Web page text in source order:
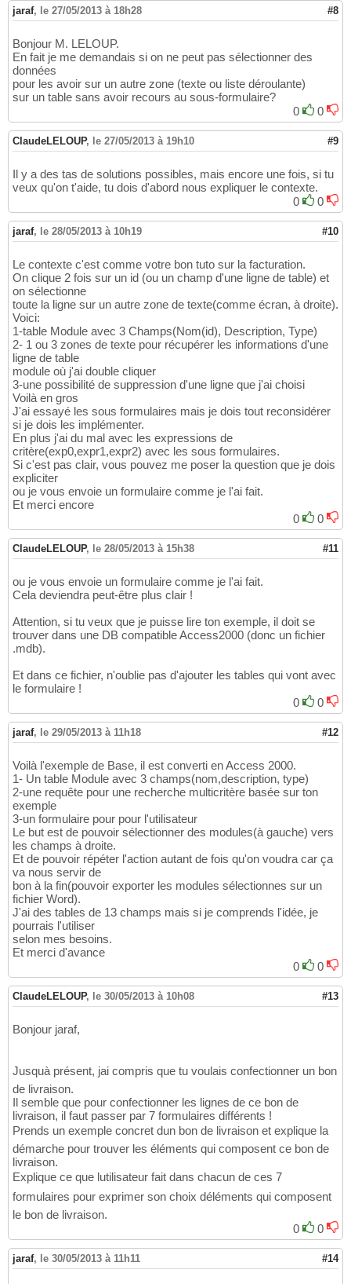
jaraf, le 27/05/2013 à 18h28 #8
Bonjour M. LELOUP.
En fait je me demandais si on ne peut pas sélectionner des
données
pour les avoir sur un autre zone (texte ou liste déroulante)
sur un table sans avoir recours au sous-formulaire?
0
0
ClaudeLELOUP, le 27/05/2013 à 19h10 #9
Il y a des tas de solutions possibles, mais encore une fois, si tu
veux qu'on t'aide, tu dois d'abord nous expliquer le contexte.
0
0
jaraf, le 28/05/2013 à 10h19 #10
Le contexte c'est comme votre bon tuto sur la facturation.
On clique 2 fois sur un id (ou un champ d'une ligne de table) et
on sélectionne
toute la ligne sur un autre zone de texte(comme écran, à droite).
Voici:
1-table Module avec 3 Champs(Nom(id), Description, Type)
2- 1 ou 3 zones de texte pour récupérer les informations d'une
ligne de table
module où j'ai double cliquer
3-une possibilité de suppression d'une ligne que j'ai choisi
Voilà en gros
J'ai essayé les sous formulaires mais je dois tout reconsidérer
si je dois les implémenter.
En plus j'ai du mal avec les expressions de
critère(exp0,expr1,expr2) avec les sous formulaires.
Si c'est pas clair, vous pouvez me poser la question que je dois
expliciter
ou je vous envoie un formulaire comme je l'ai fait.
Et merci encore
0
0
ClaudeLELOUP, le 28/05/2013 à 15h38 #11
ou je vous envoie un formulaire comme je l'ai fait.
Cela deviendra peut-être plus clair !
Attention, si tu veux que je puisse lire ton exemple, il doit se
trouver dans une DB compatible Access2000 (donc un fichier
.mdb).
Et dans ce fichier, n'oublie pas d'ajouter les tables qui vont avec
le formulaire !
0
0
jaraf, le 29/05/2013 à 11h18 #12
Voilà l'exemple de Base, il est converti en Access 2000.
1- Un table Module avec 3 champs(nom,description, type)
2-une requête pour une recherche multicritère basée sur ton
exemple
3-un formulaire pour pour l'utilisateur
Le but est de pouvoir sélectionner des modules(à gauche) vers
les champs à droite.
Et de pouvoir répéter l'action autant de fois qu'on voudra car ça
va nous servir de
bon à la fin(pouvoir exporter les modules sélectionnes sur un
fichier Word).
J'ai des tables de 13 champs mais si je comprends l'idée, je
pourrais l'utiliser
selon mes besoins.
Et merci d'avance
0
0
ClaudeLELOUP, le 30/05/2013 à 10h08 #13
Bonjour jaraf,
Jusquà présent, jai compris que tu voulais confectionner un bon
de livraison.
Il semble que pour confectionner les lignes de ce bon de
livraison, il faut passer par 7 formulaires différents !
Prends un exemple concret dun bon de livraison et explique la
démarche pour trouver les éléments qui composent ce bon de
livraison.
Explique ce que lutilisateur fait dans chacun de ces 7
formulaires pour exprimer son choix déléments qui composent
le bon de livraison.
0
0
jaraf, le 30/05/2013 à 11h11 #14